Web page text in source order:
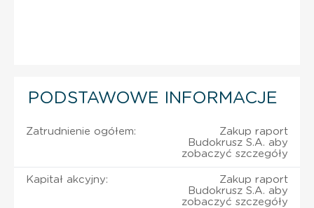
PODSTAWOWE INFORMACJE
Zatrudnienie ogółem:
Zakup raport
Budokrusz S.A. aby
zobaczyć szczegóły
Kapitał akcyjny:
Zakup raport
Budokrusz S.A. aby
zobaczyć szczegóły